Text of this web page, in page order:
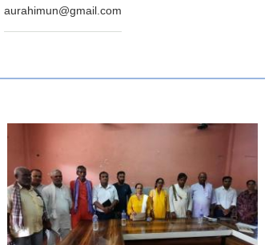
aurahimun@gmail.com